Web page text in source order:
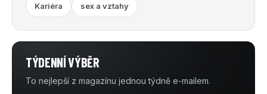
Kariéra sex a vztahy
TÝDENNÍ VÝBĚR
To nejlepší z magazínu jednou týdně e-mailem.